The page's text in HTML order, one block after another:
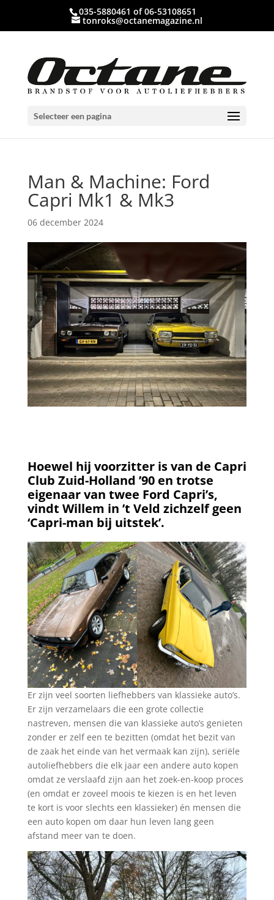
035-5880461 of 06-53108651
tonroks@octanemagazine.nl
Selecteer een pagina
Man & Machine: Ford
Capri Mk1 & Mk3
06 december 2024
Hoewel hij voorzitter is van de Capri
Club Zuid-Holland ’90 en trotse
eigenaar van twee Ford Capri’s,
vindt Willem in ’t Veld zichzelf geen
‘Capri-man bij uitstek’.
Er zijn veel soorten liefhebbers van klassieke auto’s.
Er zijn verzamelaars die een grote collectie
nastreven, mensen die van klassieke auto’s genieten
zonder er zelf een te bezitten (omdat het bezit van
de zaak het einde van het vermaak kan zijn), seriële
autoliefhebbers die elk jaar een andere auto kopen
omdat ze verslaafd zijn aan het zoek-en-koop proces
(en omdat er zoveel moois te kiezen is en het leven
te kort is voor slechts een klassieker) én mensen die
een auto kopen om daar hun leven lang geen
afstand meer van te doen.